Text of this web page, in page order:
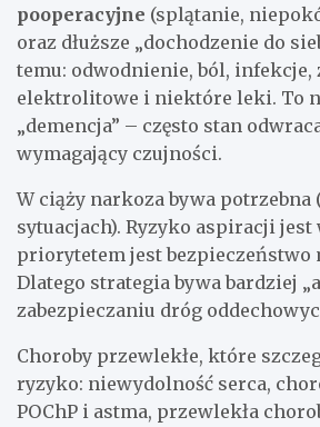
pooperacyjne (splątanie,
oraz dłuższe „dochodzenie do
temu: odwodnienie, ból, infekcje,
elektrolitowe i niektóre leki. To
„demencja” – często stan
wymagający czujności.
W ciąży narkoza bywa potrzebna
sytuacjach). Ryzyko aspiracji jest
priorytetem jest bezpieczeństwo
Dlatego strategia bywa bardziej
zabezpieczaniu dróg
Choroby przewlekłe, które
ryzyko: niewydolność serca,
POChP i astma, przewlekła